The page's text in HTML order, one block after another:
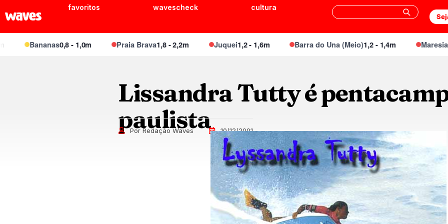
favoritos wavescheck cultura
Bananas0,8 - 1,0m Praia Brava1,8 - 2,2m Juquei1,2 - 1,6m Barra do Una (Meio)1,2 - 1,4m Maresias
Lissandra Tutty é
paulista
Por Redação Waves 10/12/2001